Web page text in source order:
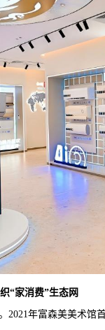
“家消费”生态网
2021年富森美美术馆